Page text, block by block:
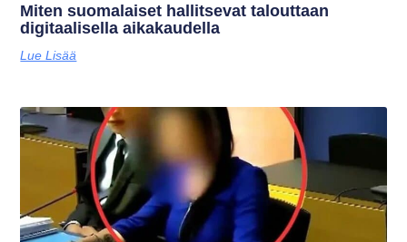
Miten suomalaiset hallitsevat talouttaan
digitaalisella aikakaudella
Lue Lisää